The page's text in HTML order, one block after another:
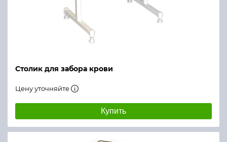
Столик для забора крови
Цену уточняйте
Купить